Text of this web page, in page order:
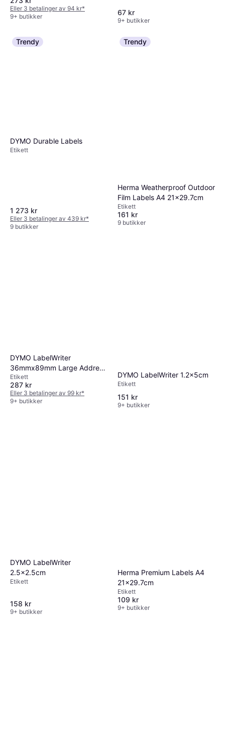
Eller 3 betalinger av 94 kr*
9+ butikker
67 kr
9+ butikker
Trendy
DYMO Durable Labels
Etikett
1 273 kr
Eller 3 betalinger av 439 kr*
9 butikker
Trendy
Herma Weatherproof Outdoor
Film Labels A4 21x29.7cm
Etikett
161 kr
9 butikker
DYMO LabelWriter
36mmx89mm Large Address
Labels 3.6x8.9cm
Etikett
287 kr
Eller 3 betalinger av 99 kr*
9+ butikker
DYMO LabelWriter 1.2x5cm
Etikett
151 kr
9+ butikker
DYMO LabelWriter
2.5x2.5cm
Etikett
158 kr
9+ butikker
Herma Premium Labels A4
21x29.7cm
Etikett
109 kr
9+ butikker